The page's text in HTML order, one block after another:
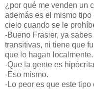
¿por qué me venden un
además es el mismo
cielo cuando se le
-Bueno Frasier, ya
transitivas, ni tiene que
que lo hagan localmente.
-Que la gente es
-Eso mismo.
-Lo peor es que este